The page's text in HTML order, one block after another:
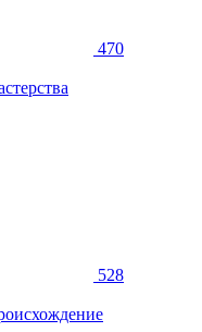
470
528